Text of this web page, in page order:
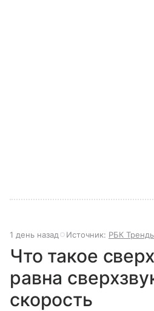
1 день назад Источник: РБК
Что такое
равна
скорость